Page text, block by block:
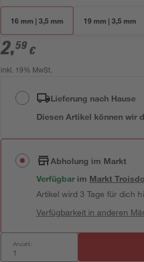
16 mm | 3,5 mm 19 mm | 3,5 mm
2,59 €
inkl. 19% MwSt.
Lieferung nach Hause
Diesen Artikel können wir
Abholung im Markt
Verfügbar im Markt
Artikel wird 3 Tage für dich
Verfügbarkeit in anderen
Anzahl: